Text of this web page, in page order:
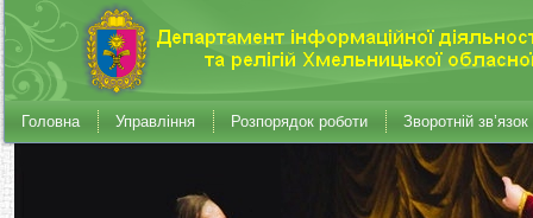
Головна Управління Розпорядок роботи Зворотній зв’язок